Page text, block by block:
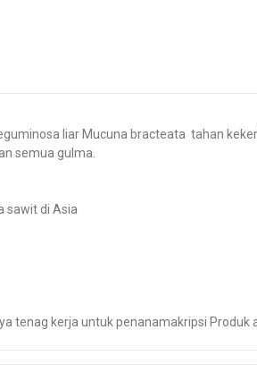
liar Mucuna bracteata tahan
semua gulma.
sawit di Asia
tenag kerja untuk penanamakripsi Produk